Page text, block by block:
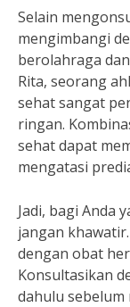
Selain
mengimbangi
berolahraga
Rita, seorang
sehat sangat
ringan.
sehat dapat
mengatasi
Jadi, bagi Anda
jangan
dengan obat
Konsultasikan
dahulu